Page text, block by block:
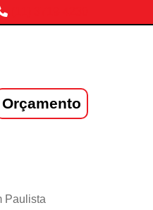
Orçamento
Paulista